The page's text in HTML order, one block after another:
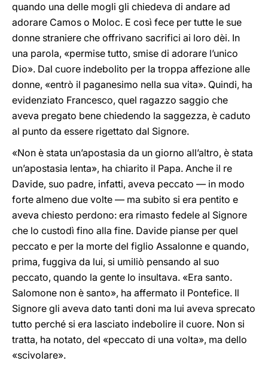
quando una delle mogli gli chiedeva di andare ad
adorare Camos o Moloc. E così fece per tutte le sue
donne straniere che offrivano sacrifici ai loro dèi. In
una parola, «permise tutto, smise di adorare l’unico
Dio». Dal cuore indebolito per la troppa affezione alle
donne, «entrò il paganesimo nella sua vita». Quindi, ha
evidenziato Francesco, quel ragazzo saggio che
aveva pregato bene chiedendo la saggezza, è caduto
al punto da essere rigettato dal Signore.
«Non è stata un’apostasia da un giorno all’altro, è stata
un’apostasia lenta», ha chiarito il Papa. Anche il re
Davide, suo padre, infatti, aveva peccato — in modo
forte almeno due volte — ma subito si era pentito e
aveva chiesto perdono: era rimasto fedele al Signore
che lo custodì fino alla fine. Davide pianse per quel
peccato e per la morte del figlio Assalonne e quando,
prima, fuggiva da lui, si umiliò pensando al suo
peccato, quando la gente lo insultava. «Era santo.
Salomone non è santo», ha affermato il Pontefice. Il
Signore gli aveva dato tanti doni ma lui aveva sprecato
tutto perché si era lasciato indebolire il cuore. Non si
tratta, ha notato, del «peccato di una volta», ma dello
«scivolare».